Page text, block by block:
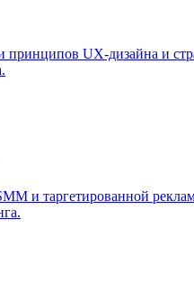
UX-дизайна и
и таргетированной